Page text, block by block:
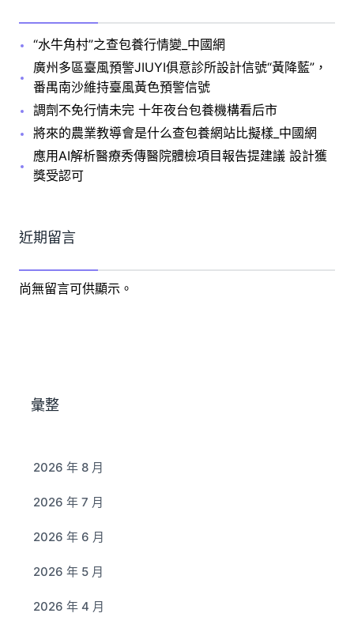
“水牛角村”之查包養行情變_中國網
廣州多區臺風預警JIUYI俱意診所設計信號“黃降藍”，
番禺南沙維持臺風黃色預警信號
調劑不免行情未完 十年夜台包養機構看后市
將來的農業教導會是什么查包養網站比擬樣_中國網
應用AI解析醫療秀傳醫院體檢項目報告提建議 設計獲
獎受認可
近期留言
尚無留言可供顯示。
彙整
2026 年 8 月
2026 年 7 月
2026 年 6 月
2026 年 5 月
2026 年 4 月